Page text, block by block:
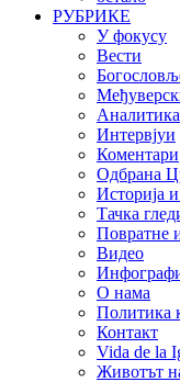
РУБРИКЕ
У фокусу
Вести
Аналитика
Интервјуи
Коментари
Одбрана
Историја
Тачка
Повратне
Видео
О нама
Политика
Контакт
Vida de la
Животът